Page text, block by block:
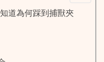
道為何踩到捕獸夾